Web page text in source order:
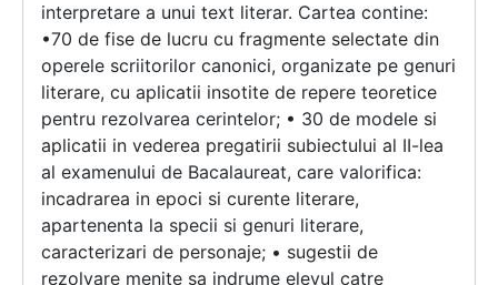
interpretare a unui text literar. Cartea contine:
•70 de fise de lucru cu fragmente selectate din
operele scriitorilor canonici, organizate pe genuri
literare, cu aplicatii insotite de repere teoretice
pentru rezolvarea cerintelor; • 30 de modele si
aplicatii in vederea pregatirii subiectului al II-lea
al examenului de Bacalaureat, care valorifica:
incadrarea in epoci si curente literare,
apartenenta la specii si genuri literare,
caracterizari de personaje; • sugestii de
rezolvare menite sa indrume elevul catre